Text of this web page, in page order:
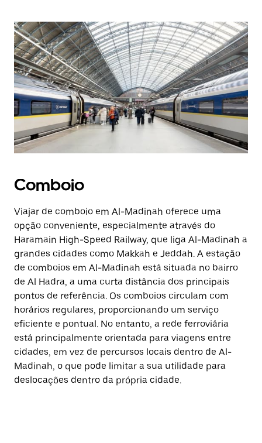
Comboio
Viajar de comboio em Al-Madinah oferece uma
opção conveniente, especialmente através do
Haramain High-Speed Railway, que liga Al-Madinah a
grandes cidades como Makkah e Jeddah. A estação
de comboios em Al-Madinah está situada no bairro
de Al Hadra, a uma curta distância dos principais
pontos de referência. Os comboios circulam com
horários regulares, proporcionando um serviço
eficiente e pontual. No entanto, a rede ferroviária
está principalmente orientada para viagens entre
cidades, em vez de percursos locais dentro de Al-
Madinah, o que pode limitar a sua utilidade para
deslocações dentro da própria cidade.